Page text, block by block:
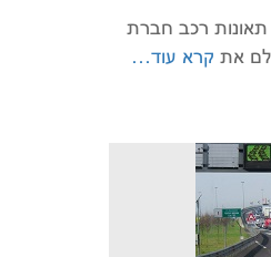
רכב חברת
את קרא עוד…